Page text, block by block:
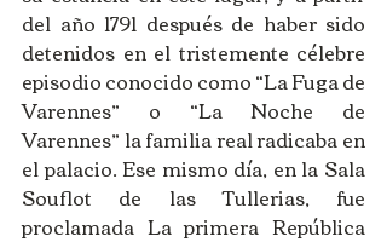
del año 1791 después de haber sido
detenidos en el tristemente célebre
episodio conocido como “La Fuga de
Varennes” o “La Noche de
Varennes” la familia real radicaba en
el palacio. Ese mismo día, en la Sala
Souflot de las Tullerias, fue
proclamada La primera República